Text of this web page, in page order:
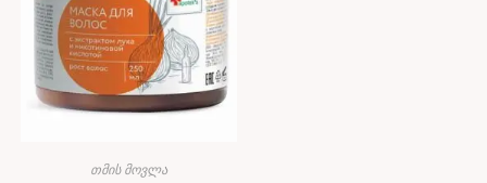
თმის მოვლა